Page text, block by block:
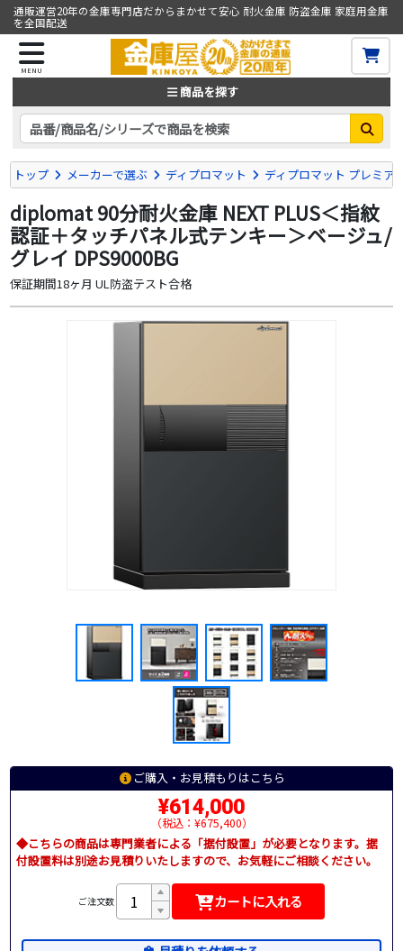
通販運営20年の金庫専門店だからまかせて安心 耐火金庫 防盗金庫 家庭用金庫
を全国配送
MENU
商品を探す
トップ メーカーで選ぶ ディプロマット ディプロマット プレミア
diplomat 90分耐火金庫 NEXT PLUS＜指紋
認証＋タッチパネル式テンキー＞ベージュ/
グレイ DPS9000BG
保証期間18ヶ月 UL防盗テスト合格
ご購入・お見積もりはこちら
¥614,000
（税込：¥675,400）
◆こちらの商品は専門業者による「据付設置」が必要となります。据
付設置料は別途お見積りいたしますので、お気軽にご相談ください。
ご注文数 カートに入れる